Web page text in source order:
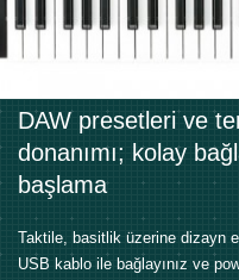
DAW presetleri ve
donanımı; kolay
başlama
Taktile, basitlik üzerine dizayn
USB kablo ile bağlayınız ve